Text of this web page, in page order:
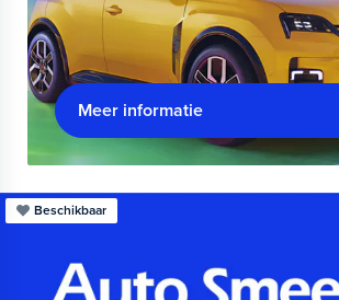
Meer informatie
Beschikbaar